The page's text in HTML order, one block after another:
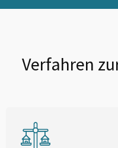
Verfahren